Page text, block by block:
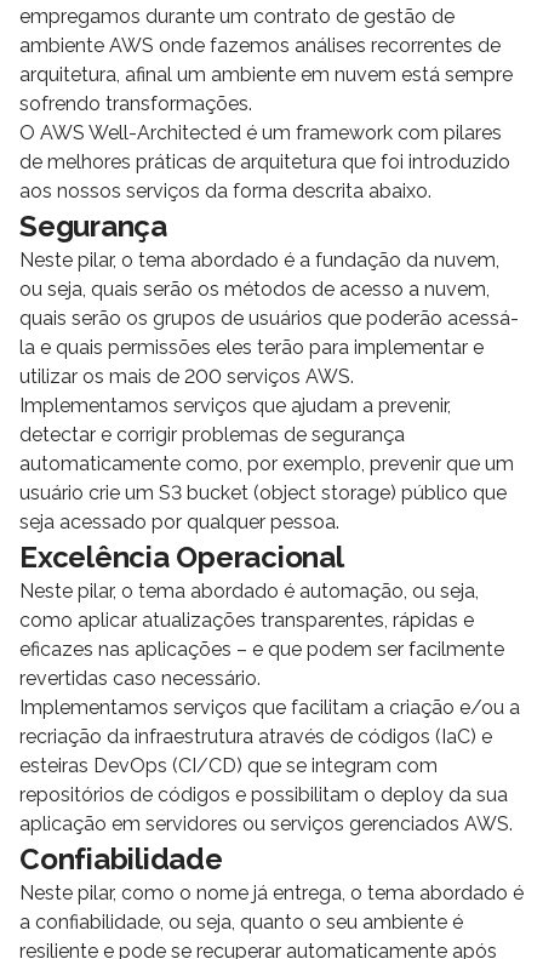
empregamos durante um contrato de gestão de
ambiente AWS onde fazemos análises recorrentes de
arquitetura, afinal um ambiente em nuvem está sempre
sofrendo transformações.
O AWS Well-Architected é um framework com pilares
de melhores práticas de arquitetura que foi introduzido
aos nossos serviços da forma descrita abaixo.
Segurança
Neste pilar, o tema abordado é a fundação da nuvem,
ou seja, quais serão os métodos de acesso a nuvem,
quais serão os grupos de usuários que poderão acessá-
la e quais permissões eles terão para implementar e
utilizar os mais de 200 serviços AWS.
Implementamos serviços que ajudam a prevenir,
detectar e corrigir problemas de segurança
automaticamente como, por exemplo, prevenir que um
usuário crie um S3 bucket (object storage) público que
seja acessado por qualquer pessoa.
Excelência Operacional
Neste pilar, o tema abordado é automação, ou seja,
como aplicar atualizações transparentes, rápidas e
eficazes nas aplicações – e que podem ser facilmente
revertidas caso necessário.
Implementamos serviços que facilitam a criação e/ou a
recriação da infraestrutura através de códigos (IaC) e
esteiras DevOps (CI/CD) que se integram com
repositórios de códigos e possibilitam o deploy da sua
aplicação em servidores ou serviços gerenciados AWS.
Confiabilidade
Neste pilar, como o nome já entrega, o tema abordado é
a confiabilidade, ou seja, quanto o seu ambiente é
resiliente e pode se recuperar automaticamente após